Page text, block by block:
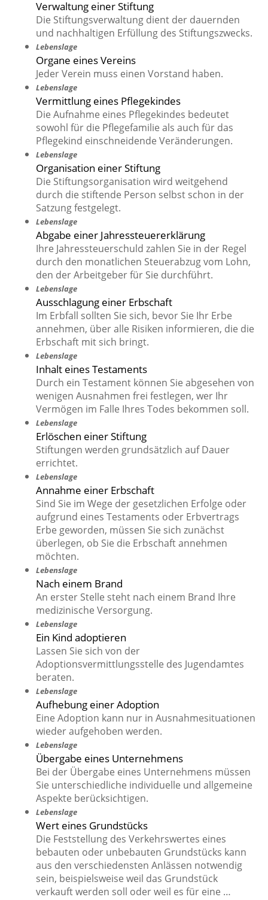
Verwaltung einer Stiftung
Die Stiftungsverwaltung dient der dauernden
und nachhaltigen Erfüllung des Stiftungszwecks.
Lebenslage
Organe eines Vereins
Jeder Verein muss einen Vorstand haben.
Lebenslage
Vermittlung eines Pflegekindes
Die Aufnahme eines Pflegekindes bedeutet
sowohl für die Pflegefamilie als auch für das
Pflegekind einschneidende Veränderungen.
Lebenslage
Organisation einer Stiftung
Die Stiftungsorganisation wird weitgehend
durch die stiftende Person selbst schon in der
Satzung festgelegt.
Lebenslage
Abgabe einer Jahressteuererklärung
Ihre Jahressteuerschuld zahlen Sie in der Regel
durch den monatlichen Steuerabzug vom Lohn,
den der Arbeitgeber für Sie durchführt.
Lebenslage
Ausschlagung einer Erbschaft
Im Erbfall sollten Sie sich, bevor Sie Ihr Erbe
annehmen, über alle Risiken informieren, die die
Erbschaft mit sich bringt.
Lebenslage
Inhalt eines Testaments
Durch ein Testament können Sie abgesehen von
wenigen Ausnahmen frei festlegen, wer Ihr
Vermögen im Falle Ihres Todes bekommen soll.
Lebenslage
Erlöschen einer Stiftung
Stiftungen werden grundsätzlich auf Dauer
errichtet.
Lebenslage
Annahme einer Erbschaft
Sind Sie im Wege der gesetzlichen Erfolge oder
aufgrund eines Testaments oder Erbvertrags
Erbe geworden, müssen Sie sich zunächst
überlegen, ob Sie die Erbschaft annehmen
möchten.
Lebenslage
Nach einem Brand
An erster Stelle steht nach einem Brand Ihre
medizinische Versorgung.
Lebenslage
Ein Kind adoptieren
Lassen Sie sich von der
Adoptionsvermittlungsstelle des Jugendamtes
beraten.
Lebenslage
Aufhebung einer Adoption
Eine Adoption kann nur in Ausnahmesituationen
wieder aufgehoben werden.
Lebenslage
Übergabe eines Unternehmens
Bei der Übergabe eines Unternehmens müssen
Sie unterschiedliche individuelle und allgemeine
Aspekte berücksichtigen.
Lebenslage
Wert eines Grundstücks
Die Feststellung des Verkehrswertes eines
bebauten oder unbebauten Grundstücks kann
aus den verschiedensten Anlässen notwendig
sein, beispielsweise weil das Grundstück
verkauft werden soll oder weil es für eine …